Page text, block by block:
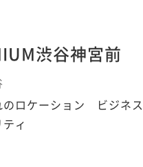
渋谷神宮前
のロケーション ビジネス
ィ